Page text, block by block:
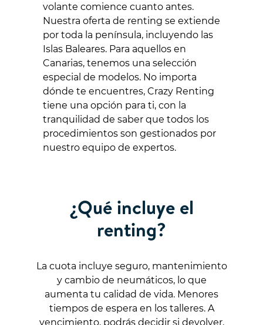
volante comience cuanto antes.
Nuestra oferta de renting se extiende
por toda la península, incluyendo las
Islas Baleares. Para aquellos en
Canarias, tenemos una selección
especial de modelos. No importa
dónde te encuentres, Crazy Renting
tiene una opción para ti, con la
tranquilidad de saber que todos los
procedimientos son gestionados por
nuestro equipo de expertos.
¿Qué incluye el
renting?
La cuota incluye seguro, mantenimiento
y cambio de neumáticos, lo que
aumenta tu calidad de vida. Menores
tiempos de espera en los talleres. A
vencimiento, podrás decidir si devolver,